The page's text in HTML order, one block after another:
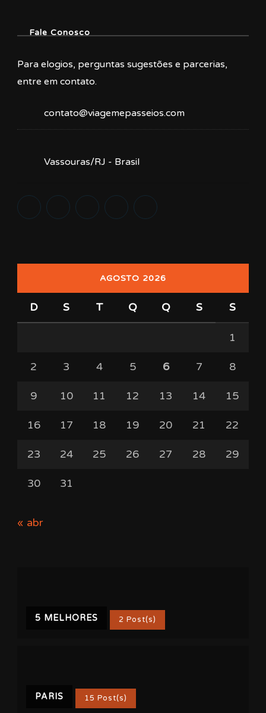
Fale Conosco
Para elogios, perguntas sugestões e parcerias,
entre em contato.
contato@viagemepasseios.com
Vassouras/RJ - Brasil
AGOSTO 2026
D S T Q Q S S
1
2 3 4 5 6 7 8
9 10 11 12 13 14 15
16 17 18 19 20 21 22
23 24 25 26 27 28 29
30 31
« abr
5 MELHORES 2 Post(s)
PARIS 15 Post(s)